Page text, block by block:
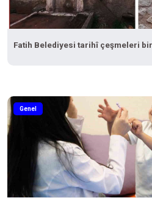
Fatih Belediyesi tarihî çeşmeleri
Genel